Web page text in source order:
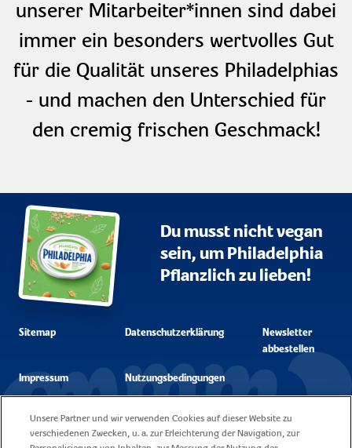
unserer Mitarbeiter*innen sind dabei
immer ein besonders wertvolles Gut
für die Qualität unseres Philadelphias
- und machen den Unterschied für
den cremig frischen Geschmack!
Du musst nicht vegan
sein, um Philadelphia
Pflanzlich zu lieben!
Sitemap
Impressum
Unsere Cookie
Datenschutzerklärung
Nutzungsbedingungen
Kontakt
Newsletter
abbestellen
Unsere Partner und wir verwenden Cookies auf dieser Website zu
verschiedenen Zwecken, u. a. zur Erleichterung der Navigation, zur